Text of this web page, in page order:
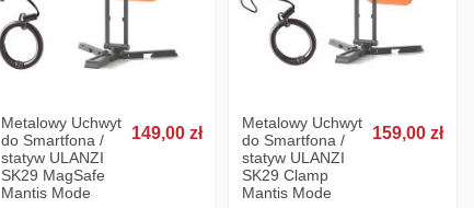
Metalowy Uchwyt
do Smartfona /
statyw ULANZI
SK29 MagSafe
Mantis Mode
149,00 zł
Metalowy Uchwyt
do Smartfona /
statyw ULANZI
SK29 Clamp
Mantis Mode
159,00 zł